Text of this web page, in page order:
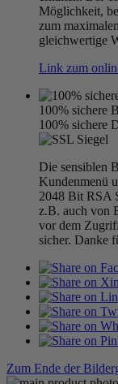
Möglichkeit,
zum
gleichwertige
Link zum
100% sichere
100% sichere
Die sensiblen
Kundenmenü
2048 Bit RSA
z.B. auch von
vor dem
sicher. Danke
Zum Ende der